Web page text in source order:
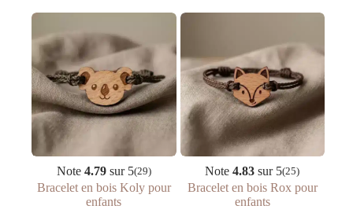
souhaitez transmettre : aventures, découvertes, et conscience
→ Découvrir aussi nos créoles pour enfants
Note 4.79sur 5(29)
Bracelet en bois Koly pour
enfants
Note4.83 sur 5(25)
Bracelet en bois Rox pour
enfants